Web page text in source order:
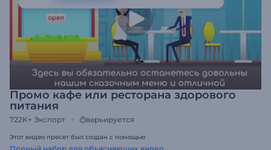
Промо кафе или ресторана здорового
питания
722K+ Экспорт варьируется
Этот видео пресет был создан с помощью